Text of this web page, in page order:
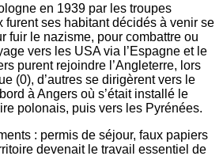
en 1939 par les troupes
furent ses habitant décidés à venir se
fuir le nazisme, pour combattre ou
vers les USA via l’Espagne et le
purent rejoindre l’Angleterre, lors
(0), d’autres se dirigèrent vers le
à Angers où s’était installé le
polonais, puis vers les Pyrénées.
: permis de séjour, faux papiers
devenait le travail essentiel de